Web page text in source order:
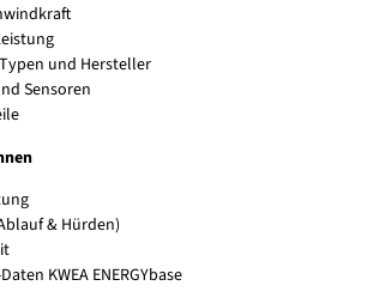
und Hersteller
Sensoren
& Hürden)
KWEA ENERGYbase